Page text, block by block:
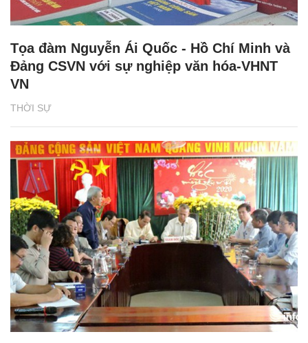
THỜI SỰ
Tọa đàm Nguyễn Ái Quốc - Hồ Chí Minh và
Đảng CSVN với sự nghiệp văn hóa-VHNT
VN